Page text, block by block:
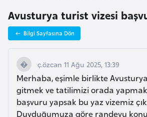
y
a
V
i
z
e
İ
ş
l
Avusturya turist vizesi
Bilgi Sayfasına Dön
ç.özcan 11 Ağu 2025, 13:39
Merhaba, eşimle birlikte
gitmek ve tatilimizi orada
başvuru yapsak bu yaz vizemiz
Duyduğumuza göre randevu
A
u
s
t
u
r